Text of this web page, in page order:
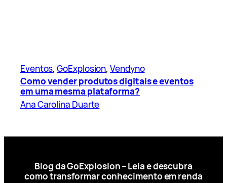
Eventos, GoExplosion, Vendyno
Como vender produtos digitais e eventos
em uma mesma plataforma?
Ana Carolina Duarte
Blog da GoExplosion – Leia e descubra
como transformar conhecimento em renda